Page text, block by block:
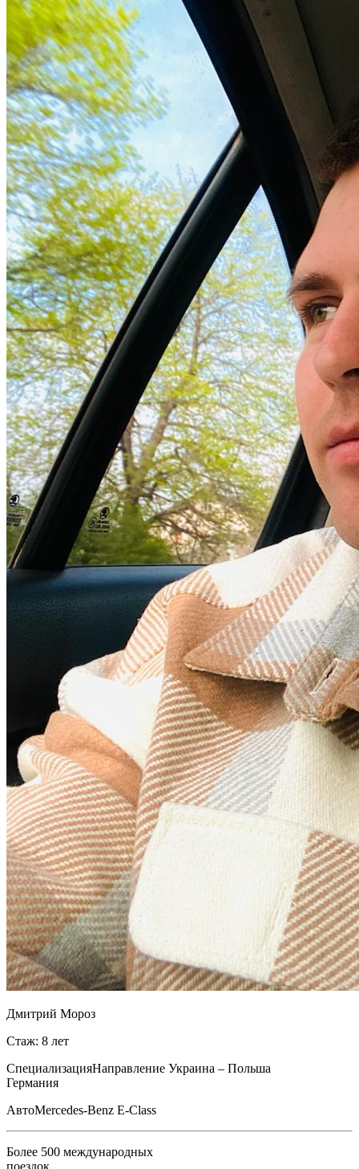
Дмитрий Мороз
Стаж: 8 лет
СпециализацияНаправление Украина – Польша
Германия
АвтоMercedes-Benz E-Class
Более 500 международных
поездок